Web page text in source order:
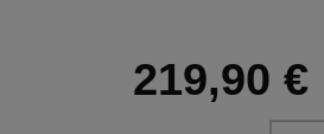
219,90 €